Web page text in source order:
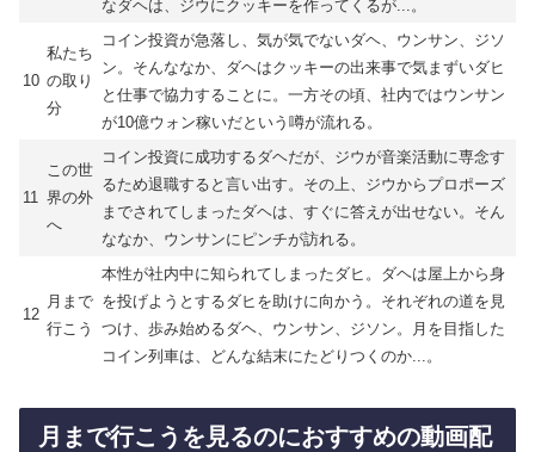
なダヘは、ジウにクッキーを作ってくるが...。
10
私たち
の取り
分
コイン投資が急落し、気が気でないダヘ、ウンサン、ジソ
ン。そんななか、ダヘはクッキーの出来事で気まずいダヒ
と仕事で協力することに。一方その頃、社内ではウンサン
が10億ウォン稼いだという噂が流れる。
11
この世
界の外
へ
コイン投資に成功するダヘだが、ジウが音楽活動に専念す
るため退職すると言い出す。その上、ジウからプロポーズ
までされてしまったダヘは、すぐに答えが出せない。そん
ななか、ウンサンにピンチが訪れる。
12
月まで
行こう
本性が社内中に知られてしまったダヒ。ダヘは屋上から身
を投げようとするダヒを助けに向かう。それぞれの道を見
つけ、歩み始めるダヘ、ウンサン、ジソン。月を目指した
コイン列車は、どんな結末にたどりつくのか...。
月まで行こうを見るのにおすすめの動画配